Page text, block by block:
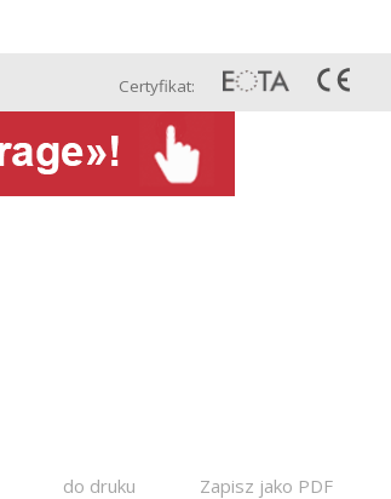
Сertyfikat:
do druku Zapisz jako PDF